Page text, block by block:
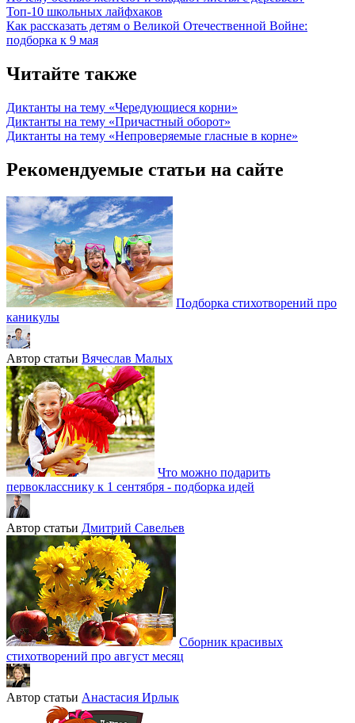
Топ-10 школьных лайфхаков
Как рассказать детям о Великой Отечественной Войне:
подборка к 9 мая
Читайте также
Диктанты на тему «Чередующиеся корни»
Диктанты на тему «Причастный оборот»
Диктанты на тему «Непроверяемые гласные в корне»
Рекомендуемые статьи на сайте
Подборка стихотворений про
каникулы
Автор статьи Вячеслав Малых
Что можно подарить
первокласснику к 1 сентября - подборка идей
Автор статьи Дмитрий Савельев
Сборник красивых
стихотворений про август месяц
Автор статьи Анастасия Ирлык